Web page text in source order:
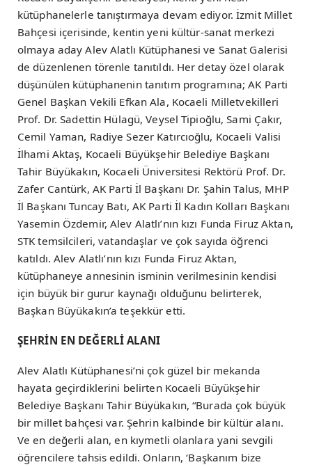
kütüphanelerle tanıştırmaya devam ediyor. İzmit Millet
Bahçesi içerisinde, kentin yeni kültür-sanat merkezi
olmaya aday Alev Alatlı Kütüphanesi ve Sanat Galerisi
de düzenlenen törenle tanıtıldı. Her detay özel olarak
düşünülen kütüphanenin tanıtım programına; AK Parti
Genel Başkan Vekili Efkan Ala, Kocaeli Milletvekilleri
Prof. Dr. Sadettin Hülagü, Veysel Tipioğlu, Sami Çakır,
Cemil Yaman, Radiye Sezer Katırcıoğlu, Kocaeli Valisi
İlhami Aktaş, Kocaeli Büyükşehir Belediye Başkanı
Tahir Büyükakın, Kocaeli Üniversitesi Rektörü Prof. Dr.
Zafer Cantürk, AK Parti İl Başkanı Dr. Şahin Talus, MHP
İl Başkanı Tuncay Batı, AK Parti İl Kadın Kolları Başkanı
Yasemin Özdemir, Alev Alatlı’nın kızı Funda Firuz Aktan,
STK temsilcileri, vatandaşlar ve çok sayıda öğrenci
katıldı. Alev Alatlı’nın kızı Funda Firuz Aktan,
kütüphaneye annesinin isminin verilmesinin kendisi
için büyük bir gurur kaynağı olduğunu belirterek,
Başkan Büyükakın’a teşekkür etti.
ŞEHRİN EN DEĞERLİ ALANI
Alev Alatlı Kütüphanesi’ni çok güzel bir mekanda
hayata geçirdiklerini belirten Kocaeli Büyükşehir
Belediye Başkanı Tahir Büyükakın, “Burada çok büyük
bir millet bahçesi var. Şehrin kalbinde bir kültür alanı.
Ve en değerli alan, en kıymetli olanlara yani sevgili
öğrencilere tahsis edildi. Onların, ‘Başkanım bize